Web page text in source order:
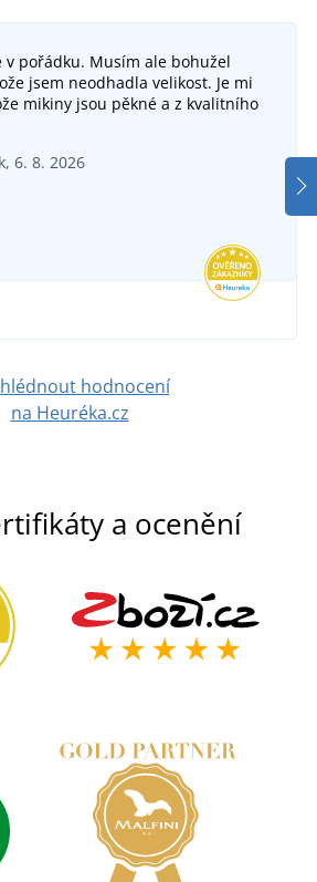
v pořádku. Musím ale bohužel
jsem neodhadla velikost. Je mi
mikiny jsou pěkné a z kvalitního
6. 8. 2026
hodnocení
na Heuréka.cz
a ocenění